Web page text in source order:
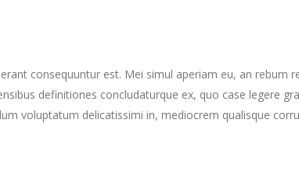
consequuntur est. Mei simul aperiam eu, an rebum
definitiones concludaturque ex, quo case legere
voluptatum delicatissimi in, mediocrem qualisque